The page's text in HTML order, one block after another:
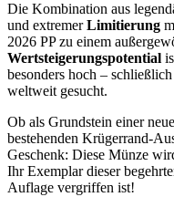
Die Kombination aus
und extremerLimitierung
2026 PP zu einem
Wertsteigerungspotential
besonders hoch –
weltweit gesucht.
Ob als Grundstein einer
bestehenden Krügerrand-
Geschenk: Diese Münze
Ihr Exemplar dieser
Auflage vergriffen ist!